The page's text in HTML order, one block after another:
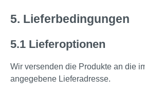
5. Lieferbedingungen
5.1 Lieferoptionen
Wir versenden die Produkte an die
angegebene Lieferadresse.